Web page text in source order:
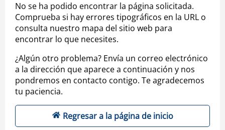
No se ha podido encontrar la página solicitada.
Comprueba si hay errores tipográficos en la URL o
consulta nuestro mapa del sitio web para
encontrar lo que necesites.
¿Algún otro problema? Envía un correo electrónico
a la dirección que aparece a continuación y nos
pondremos en contacto contigo. Te agradecemos
tu paciencia.
Regresar a la página de inicio